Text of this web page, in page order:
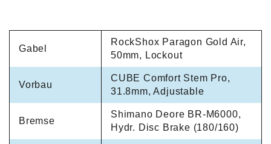
Gabel
RockShox Paragon Gold Air,
50mm, Lockout
Vorbau
CUBE Comfort Stem Pro,
31.8mm, Adjustable
Bremse
Shimano Deore BR-M6000,
Hydr. Disc Brake (180/160)